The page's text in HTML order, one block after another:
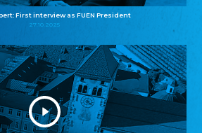
First interview as FUEN President
27.10.2025